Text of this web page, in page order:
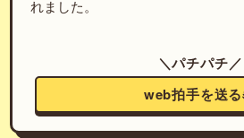
れました。
＼パチパチ／
web拍手を送る